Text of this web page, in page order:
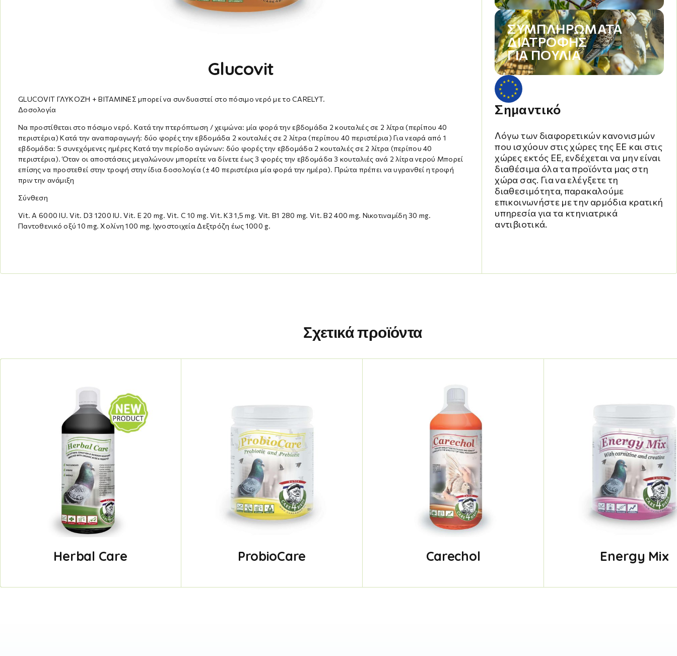
Glucovit
GLUCOVIT ΓΛΥΚΟΖΗ + ΒΙΤΑΜΙΝΕΣ μπορεί να συνδυαστεί στο πόσιμο νερό με το CARELYT.
Δοσολογία
Να προστίθεται στο πόσιμο νερό. Κατά την πτερόπτωση / χειμώνα: μία φορά την εβδομάδα 2 κουταλιές σε 2 λίτρα (περίπου 40
περιστέρια) Κατά την αναπαραγωγή: δύο φορές την εβδομάδα 2 κουταλιές σε 2 λίτρα (περίπου 40 περιστέρια) Για νεαρά από 1
εβδομάδα: 5 συνεχόμενες ημέρες Κατά την περίοδο αγώνων: δύο φορές την εβδομάδα 2 κουταλιές σε 2 λίτρα (περίπου 40
περιστέρια). Όταν οι αποστάσεις μεγαλώνουν μπορείτε να δίνετε έως 3 φορές την εβδομάδα 3 κουταλιές ανά 2 λίτρα νερού Μπορεί
επίσης να προστεθεί στην τροφή στην ίδια δοσολογία (± 40 περιστέρια μία φορά την ημέρα). Πρώτα πρέπει να υγρανθεί η τροφή
πριν την ανάμιξη
Σύνθεση
Vit. A 6000 IU. Vit. D3 1200 IU. Vit. E 20 mg. Vit. C 10 mg. Vit. K3 1,5 mg. Vit. B1 280 mg. Vit. B2 400 mg. Νικοτιναμίδη 30 mg.
Παντοθενικό οξύ 10 mg. Χολίνη 100 mg. Ιχνοστοιχεία Δεξτρόζη έως 1000 g.
ΣΥΜΠΛΗΡΏΜΑΤΑ
ΔΙΑΤΡΟΦΉΣ
ΓΙΑ ΠΟΥΛΙΆ
Σημαντικό
Λόγω των διαφορετικών κανονισμών
που ισχύουν στις χώρες της ΕΕ και στις
χώρες εκτός ΕΕ, ενδέχεται να μην είναι
διαθέσιμα όλα τα προϊόντα μας στη
χώρα σας. Για να ελέγξετε τη
διαθεσιμότητα, παρακαλούμε
επικοινωνήστε με την αρμόδια κρατική
υπηρεσία για τα κτηνιατρικά
αντιβιοτικά.
Σχετικά προϊόντα
Herbal Care ProbioCare Carechol Energy Mix